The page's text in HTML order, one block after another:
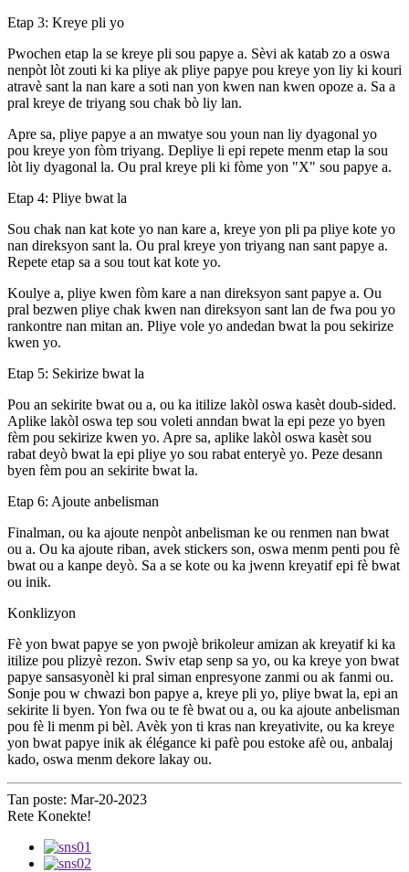
Etap 3: Kreye pli yo
Pwochen etap la se kreye pli sou papye a. Sèvi ak katab zo a oswa
nenpòt lòt zouti ki ka pliye ak pliye papye pou kreye yon liy ki kouri
atravè sant la nan kare a soti nan yon kwen nan kwen opoze a. Sa a
pral kreye de triyang sou chak bò liy lan.
Apre sa, pliye papye a an mwatye sou youn nan liy dyagonal yo
pou kreye yon fòm triyang. Depliye li epi repete menm etap la sou
lòt liy dyagonal la. Ou pral kreye pli ki fòme yon "X" sou papye a.
Etap 4: Pliye bwat la
Sou chak nan kat kote yo nan kare a, kreye yon pli pa pliye kote yo
nan direksyon sant la. Ou pral kreye yon triyang nan sant papye a.
Repete etap sa a sou tout kat kote yo.
Koulye a, pliye kwen fòm kare a nan direksyon sant papye a. Ou
pral bezwen pliye chak kwen nan direksyon sant lan de fwa pou yo
rankontre nan mitan an. Pliye vole yo andedan bwat la pou sekirize
kwen yo.
Etap 5: Sekirize bwat la
Pou an sekirite bwat ou a, ou ka itilize lakòl oswa kasèt doub-sided.
Aplike lakòl oswa tep sou voleti anndan bwat la epi peze yo byen
fèm pou sekirize kwen yo. Apre sa, aplike lakòl oswa kasèt sou
rabat deyò bwat la epi pliye yo sou rabat enteryè yo. Peze desann
byen fèm pou an sekirite bwat la.
Etap 6: Ajoute anbelisman
Finalman, ou ka ajoute nenpòt anbelisman ke ou renmen nan bwat
ou a. Ou ka ajoute riban, avek stickers son, oswa menm penti pou fè
bwat ou a kanpe deyò. Sa a se kote ou ka jwenn kreyatif epi fè bwat
ou inik.
Konklizyon
Fè yon bwat papye se yon pwojè brikoleur amizan ak kreyatif ki ka
itilize pou plizyè rezon. Swiv etap senp sa yo, ou ka kreye yon bwat
papye sansasyonèl ki pral siman enpresyone zanmi ou ak fanmi ou.
Sonje pou w chwazi bon papye a, kreye pli yo, pliye bwat la, epi an
sekirite li byen. Yon fwa ou te fè bwat ou a, ou ka ajoute anbelisman
pou fè li menm pi bèl. Avèk yon ti kras nan kreyativite, ou ka kreye
yon bwat papye inik ak élégance ki pafè pou estoke afè ou, anbalaj
kado, oswa menm dekore lakay ou.
Tan poste: Mar-20-2023
Rete Konekte!